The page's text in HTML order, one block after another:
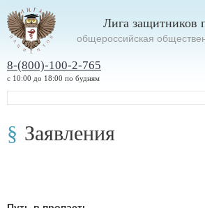
Лига защитников
oбщероссийская
8-(800)-100-2-765
с 10:00 до 18:00 по будням
Заявления